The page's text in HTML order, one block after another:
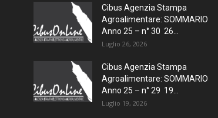
Cibus Agenzia Stampa
Agroalimentare: SOMMARIO
Anno 25 – n° 30 26...
Luglio 26, 2026
Cibus Agenzia Stampa
Agroalimentare: SOMMARIO
Anno 25 – n° 29 19...
Luglio 19, 2026